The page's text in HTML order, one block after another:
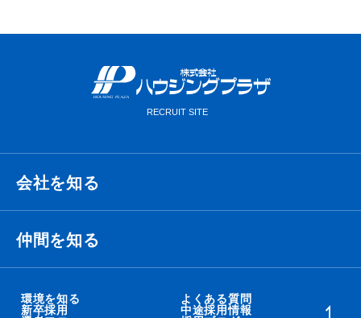
会社を知る
経営理念・ビジョン・ミッション
仲間を知る
衛藤 侑也
環境を知る よくある質問
新卒採用 中途採用情報